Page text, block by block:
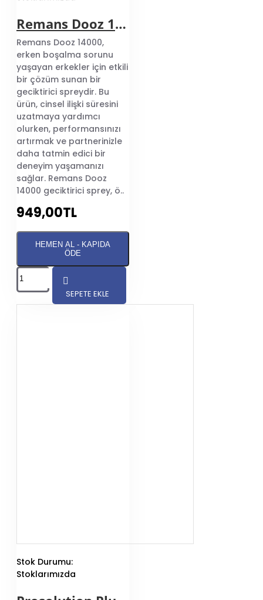
Remans Dooz 14000 geciktirici sprey
Remans Dooz 14000,
erken boşalma sorunu
yaşayan erkekler için etkili
bir çözüm sunan bir
geciktirici spreydir. Bu
ürün, cinsel ilişki süresini
uzatmaya yardımcı
olurken, performansınızı
artırmak ve partnerinizle
daha tatmin edici bir
deneyim yaşamanızı
sağlar. Remans Dooz
14000 geciktirici sprey, ö..
949,00TL
HEMEN AL - KAPIDA
ÖDE
SEPETE EKLE
Stok Durumu:
Stoklarımızda